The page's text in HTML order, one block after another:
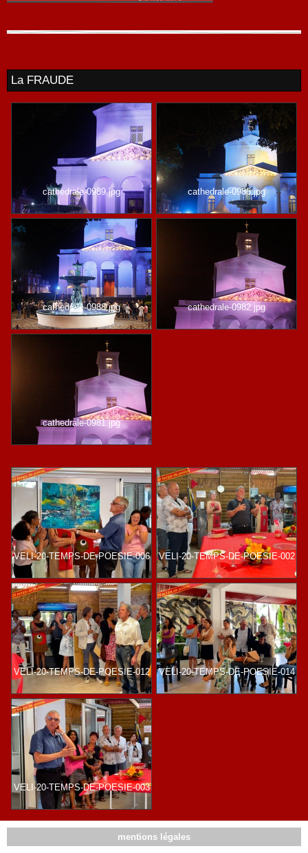
La FRAUDE
cathedrale-0989.jpg cathedrale-0986.jpg
cathedrale-0988.jpg cathedrale-0982.jpg
cathedrale-0981.jpg
VELI-20-TEMPS-DE-POESIE-006 VELI-20-TEMPS-DE-POESIE-002
VELI-20-TEMPS-DE-POESIE-012 VELI-20-TEMPS-DE-POESIE-014
VELI-20-TEMPS-DE-POESIE-003
mentions légales